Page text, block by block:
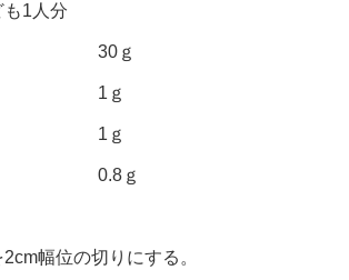
1人分
う 30ｇ
1ｇ
1ｇ
0.8ｇ
幅位の切りにする。